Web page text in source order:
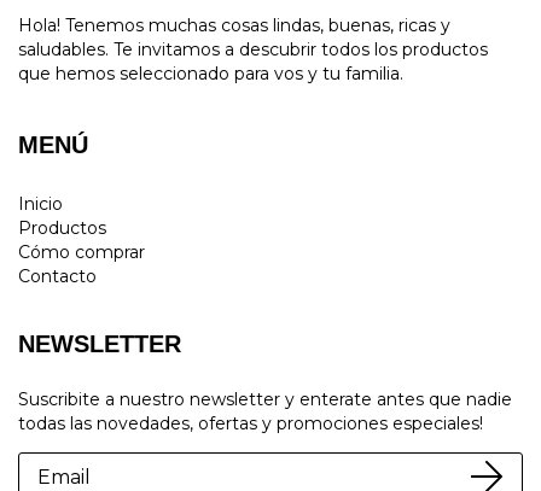
Hola! Tenemos muchas cosas lindas, buenas, ricas y
saludables. Te invitamos a descubrir todos los productos
que hemos seleccionado para vos y tu familia.
MENÚ
Inicio
Productos
Cómo comprar
Contacto
NEWSLETTER
Suscribite a nuestro newsletter y enterate antes que nadie
todas las novedades, ofertas y promociones especiales!